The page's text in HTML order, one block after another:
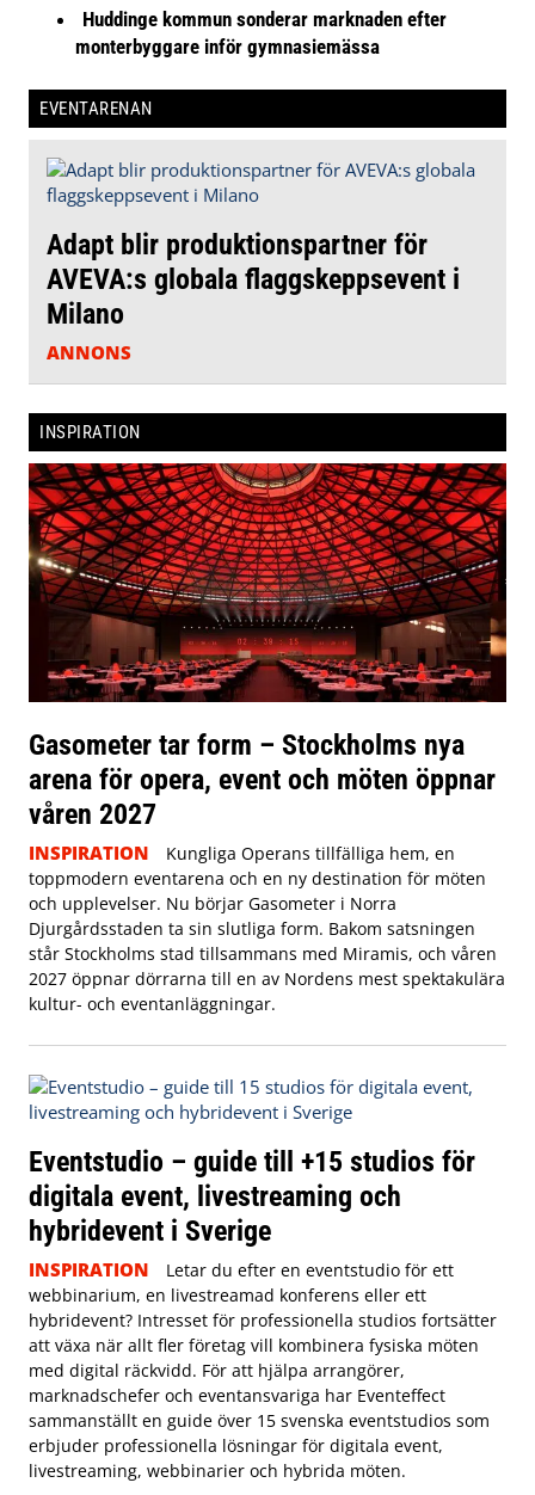
Huddinge kommun sonderar marknaden efter
monterbyggare inför gymnasiemässa
EVENTARENAN
Adapt blir produktionspartner för
AVEVA:s globala flaggskeppsevent i
Milano
ANNONS
INSPIRATION
Gasometer tar form – Stockholms nya
arena för opera, event och möten öppnar
våren 2027
INSPIRATION
Kungliga Operans tillfälliga hem, en
toppmodern eventarena och en ny destination för möten
och upplevelser. Nu börjar Gasometer i Norra
Djurgårdsstaden ta sin slutliga form. Bakom satsningen
står Stockholms stad tillsammans med Miramis, och våren
2027 öppnar dörrarna till en av Nordens mest spektakulära
kultur- och eventanläggningar.
Eventstudio – guide till +15 studios för
digitala event, livestreaming och
hybridevent i Sverige
INSPIRATION
Letar du efter en eventstudio för ett
webbinarium, en livestreamad konferens eller ett
hybridevent? Intresset för professionella studios fortsätter
att växa när allt fler företag vill kombinera fysiska möten
med digital räckvidd. För att hjälpa arrangörer,
marknadschefer och eventansvariga har Eventeffect
sammanställt en guide över 15 svenska eventstudios som
erbjuder professionella lösningar för digitala event,
livestreaming, webbinarier och hybrida möten.